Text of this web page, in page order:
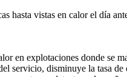
hasta vistas en calor el día
en explotaciones donde se
servicio, disminuye la tasa